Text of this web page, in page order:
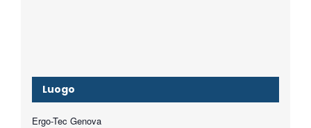
Luogo
Ergo-Tec Genova